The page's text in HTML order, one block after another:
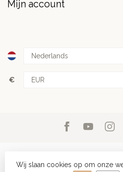
Mijn account
€
© Copyright 2026 PuurSpirits.nl-
Wij slaan cookies op om onze